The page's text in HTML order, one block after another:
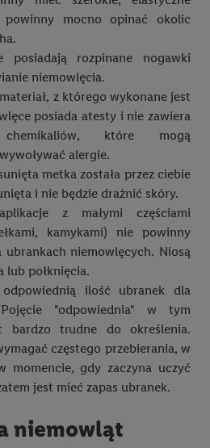
powinny mocno opinać okolic
posiadają rozpinane nogawki
niemowlęcia.
z którego wykonane jest
posiada atesty i nie zawiera
chemikaliów, które mogą
alergie.
metka została przez ciebie
i nie będzie drażnić skóry.
z małymi częściami
kamykami) nie powinny
ubrankach niemowlęcych. Niosą
lub połknięcia.
ilość ubranek dla
Pojęcie "odpowiednia" w tym
bardzo trudne do określenia.
częstego przebierania, w
momencie, gdy zaczyna uczyć
jest mieć zapas ubranek.
niemowląt
firmę Utiq oraz operatora
korzystania z technologii Utiq w
sprawdzi, czy technologia jest
przy użyciu jego adresu IP. Jeśli
użytkownika operatorowi sieci,
dla Utiq przy użyciu adresu IP i
klienta, takiego jak numer
ten zostanie
użytkownika i zebrania
przez niego z usług Lidl. W
ta może być również
użytkownika w usługach
trzecie, abyśmy mogli
reklamy. Zgodę na
można wycofać w dowolnym
portalu ochrony
danych Utiq
"Dostosuj"/"Korzystanie z
telekomunikacji do celów
opcjach rozwijanych poniżej
Utiq.